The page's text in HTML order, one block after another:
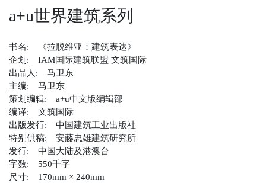
a+u世界建筑系列
书名:
《拉脱维亚：建筑表达》
企划:
IAM国际建筑联盟 文筑国际
出品人:
马卫东
主编:
马卫东
策划编辑:
a+u中文版编辑部
编译:
文筑国际
出版发行:
中国建筑工业出版社
特别供稿:
安藤忠雄建筑研究所
发行:
中国大陆及港澳台
字数:
550千字
尺寸:
170mm × 240mm